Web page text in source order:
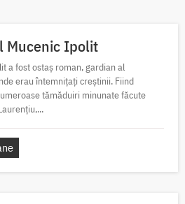
Mucenic Ipolit
a fost ostaș roman, gardian al
erau întemnițați creștinii. Fiind
tămăduiri minunate făcute